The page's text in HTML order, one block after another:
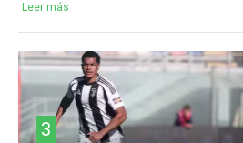
Leer más
3